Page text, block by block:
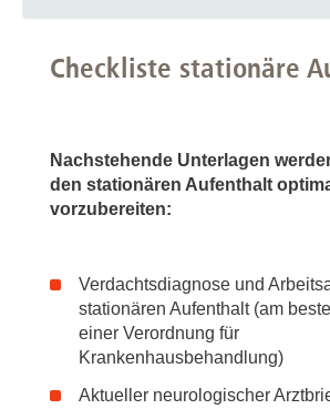
genommen, die mich vollumfänglich
über das Kontaktformular
gemäß den datenschutzrechtlichen
insbesondere der DSGVO, gespeichert
Zugang zu den Daten haben die
Meine Daten werden für die
Anbindung im Rahmen einer
an unserer Klinik verwendet.
Meine personenbezogenen Daten
Checkliste stationäre
Nachstehende Unterlagen
den stationären Aufenthalt
vorzubereiten:
Verdachtsdiagnose und
stationären Aufenthalt (am
einer Verordnung für
Krankenhausbehandlung)
Aktueller neurologischer